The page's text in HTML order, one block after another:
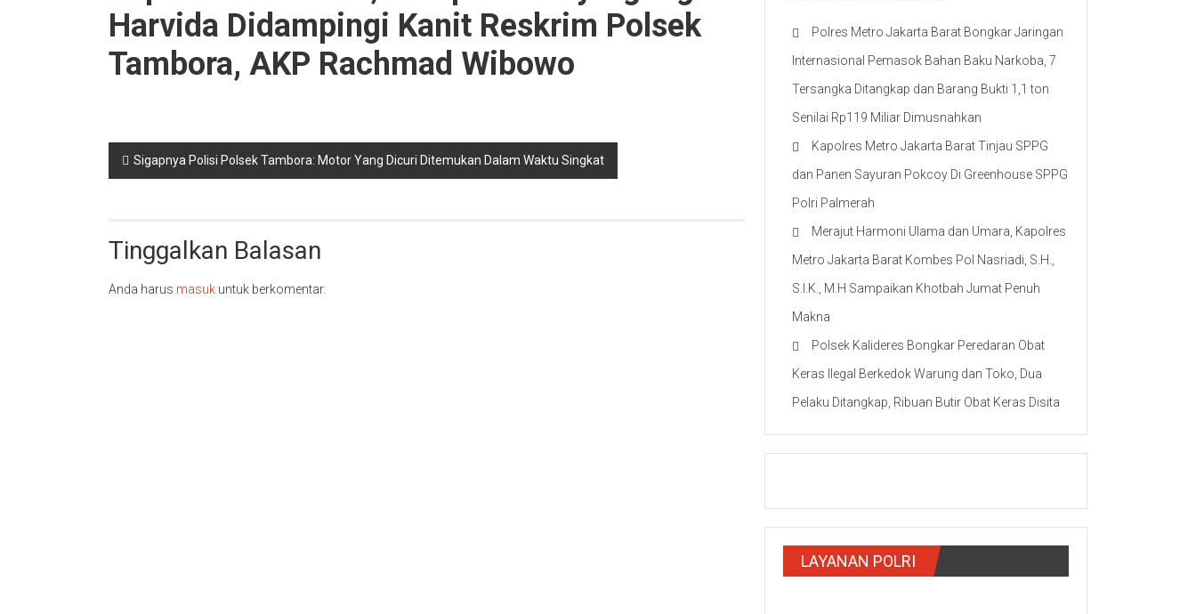
Harvida Didampingi Kanit Reskrim Polsek
Tambora, AKP Rachmad Wibowo
Navigasi
pos
Sigapnya Polisi Polsek Tambora: Motor Yang Dicuri Ditemukan Dalam Waktu Singkat
Tinggalkan Balasan
Anda harus masuk untuk berkomentar.
Polres Metro Jakarta Barat Bongkar Jaringan
Internasional Pemasok Bahan Baku Narkoba, 7
Tersangka Ditangkap dan Barang Bukti 1,1 ton
Senilai Rp119 Miliar Dimusnahkan
Kapolres Metro Jakarta Barat Tinjau SPPG
dan Panen Sayuran Pokcoy Di Greenhouse SPPG
Polri Palmerah
Merajut Harmoni Ulama dan Umara, Kapolres
Metro Jakarta Barat Kombes Pol Nasriadi, S.H.,
S.I.K., M.H Sampaikan Khotbah Jumat Penuh
Makna
Polsek Kalideres Bongkar Peredaran Obat
Keras Ilegal Berkedok Warung dan Toko, Dua
Pelaku Ditangkap, Ribuan Butir Obat Keras Disita
LAYANAN POLRI